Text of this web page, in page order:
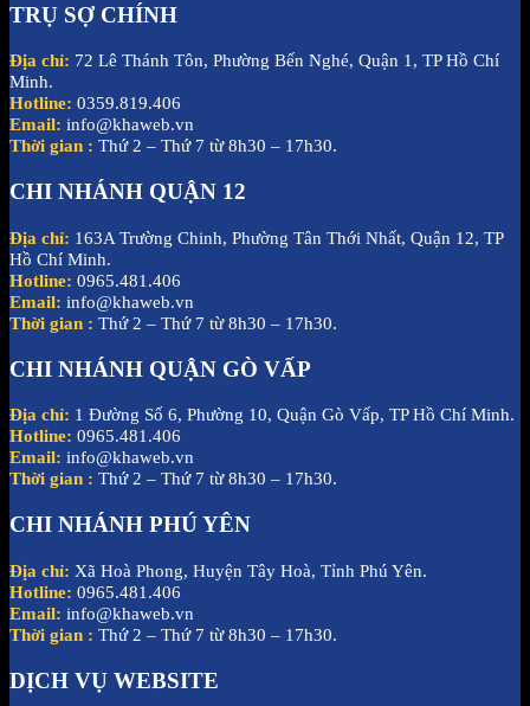
TRỤ SỢ CHÍNH
Địa chỉ: 72 Lê Thánh Tôn, Phường Bến Nghé, Quận 1, TP Hồ Chí
Minh.
Hotline: 0359.819.406
Email: info@khaweb.vn
Thời gian : Thứ 2 – Thứ 7 từ 8h30 – 17h30.
CHI NHÁNH QUẬN 12
Địa chỉ: 163A Trường Chinh, Phường Tân Thới Nhất, Quận 12, TP
Hồ Chí Minh.
Hotline: 0965.481.406
Email: info@khaweb.vn
Thời gian : Thứ 2 – Thứ 7 từ 8h30 – 17h30.
CHI NHÁNH QUẬN GÒ VẤP
Địa chỉ: 1 Đường Số 6, Phường 10, Quận Gò Vấp, TP Hồ Chí Minh.
Hotline: 0965.481.406
Email: info@khaweb.vn
Thời gian : Thứ 2 – Thứ 7 từ 8h30 – 17h30.
CHI NHÁNH PHÚ YÊN
Địa chỉ: Xã Hoà Phong, Huyện Tây Hoà, Tỉnh Phú Yên.
Hotline: 0965.481.406
Email: info@khaweb.vn
Thời gian : Thứ 2 – Thứ 7 từ 8h30 – 17h30.
DỊCH VỤ WEBSITE